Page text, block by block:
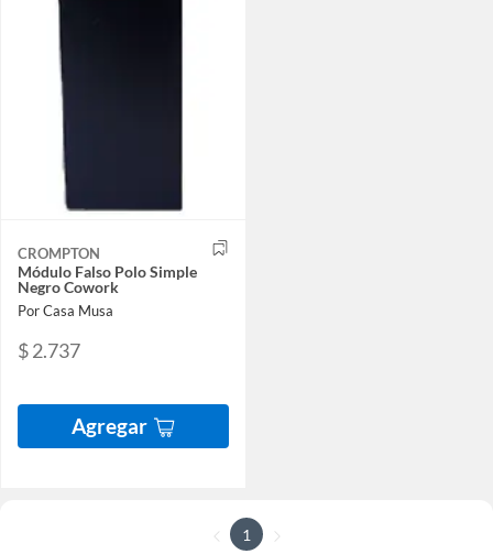
CROMPTON
Módulo Falso Polo Simple
Negro Cowork
Por Casa Musa
$ 2.737
Agregar
1